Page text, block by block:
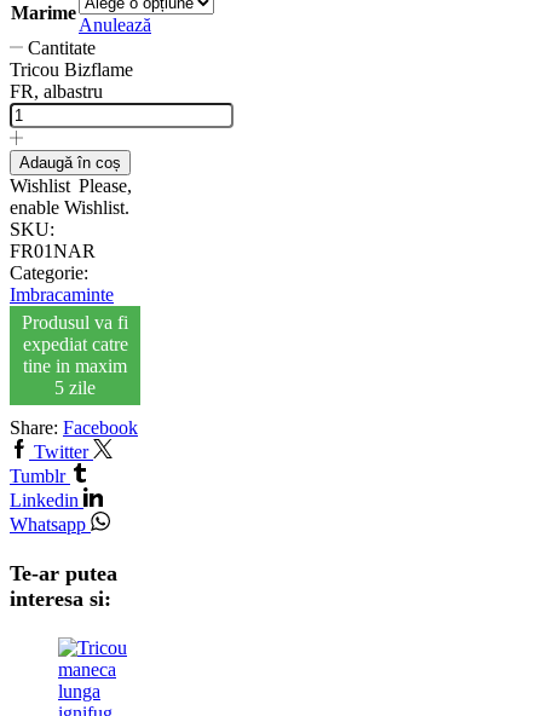
Marime
Anulează
Cantitate
Tricou Bizflame
FR, albastru
Adaugă în coș
Wishlist Please,
enable Wishlist.
SKU:
FR01NAR
Categorie:
Imbracaminte
Produsul va fi
expediat catre
tine in maxim
5 zile
Share: Facebook
Twitter
Tumblr
Linkedin
Whatsapp
Te-ar putea
interesa si: